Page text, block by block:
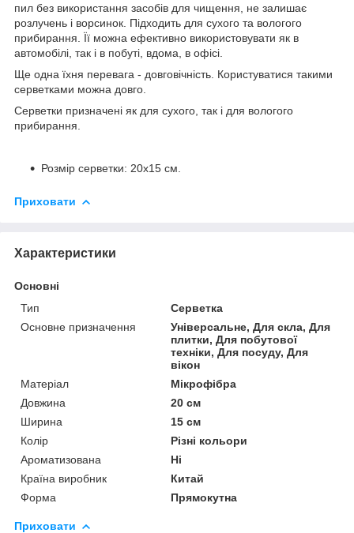
пил без використання засобів для чищення, не залишає
розлучень і ворсинок. Підходить для сухого та вологого
прибирання. Її можна ефективно використовувати як в
автомобілі, так і в побуті, вдома, в офісі.
Ще одна їхня перевага - довговічність. Користуватися такими
серветками можна довго.
Серветки призначені як для сухого, так і для вологого
прибирання.
Розмір серветки: 20х15 см.
Приховати
Характеристики
Основні
Тип
Серветка
Основне призначення
Універсальне, Для скла, Для
плитки, Для побутової
техніки, Для посуду, Для
вікон
Матеріал
Мікрофібра
Довжина
20 см
Ширина
15 см
Колір
Різні кольори
Ароматизована
Ні
Країна виробник
Китай
Форма
Прямокутна
Приховати